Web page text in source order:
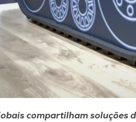
compartilham soluções